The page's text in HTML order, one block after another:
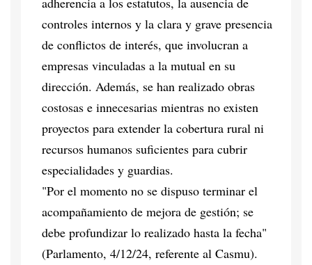
controles internos y la clara y grave presencia
de conflictos de interés, que involucran a
empresas vinculadas a la mutual en su
dirección. Además, se han realizado obras
costosas e innecesarias mientras no existen
proyectos para extender la cobertura rural ni
recursos humanos suficientes para cubrir
especialidades y guardias.
"Por el momento no se dispuso terminar el
acompañamiento de mejora de gestión; se
debe profundizar lo realizado hasta la fecha"
(Parlamento, 4/12/24, referente al Casmu).